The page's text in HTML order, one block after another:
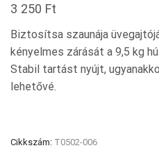
3 250 Ft
Biztosítsa szaunája
kényelmes zárását a 9,5 kg
Stabil tartást nyújt,
lehetővé.
Cikkszám: T0502-006